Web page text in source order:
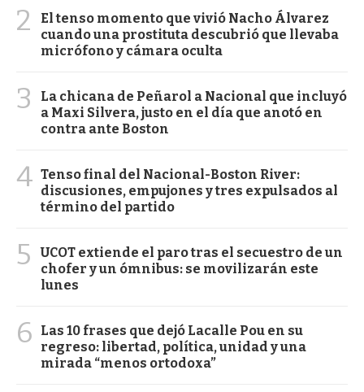
2
El tenso momento que vivió Nacho Álvarez
cuando una prostituta descubrió que llevaba
micrófono y cámara oculta
3
La chicana de Peñarol a Nacional que incluyó
a Maxi Silvera, justo en el día que anotó en
contra ante Boston
4 Tenso final del Nacional-Boston River:
discusiones, empujones y tres expulsados al
término del partido
5
UCOT extiende el paro tras el secuestro de un
chofer y un ómnibus: se movilizarán este
lunes
6
Las 10 frases que dejó Lacalle Pou en su
regreso: libertad, política, unidad y una
mirada “menos ortodoxa”